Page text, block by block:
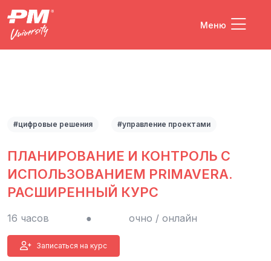
Меню
#цифровые решения #управление проектами
ПЛАНИРОВАНИЕ И КОНТРОЛЬ С
ИСПОЛЬЗОВАНИЕМ PRIMAVERA.
РАСШИРЕННЫЙ КУРС
16 часов ● очно / онлайн
Записаться на курс